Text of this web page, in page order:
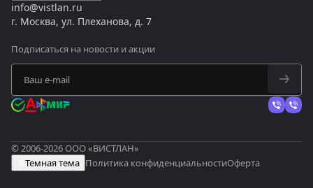
info@vistlan.ru
г. Москва, ул. Плеханова, д. 7
Подписаться на новости и акции
© 2006-2026 ООО «ВИСТЛАН»
Темная тема Политика конфиденциальностиОферта